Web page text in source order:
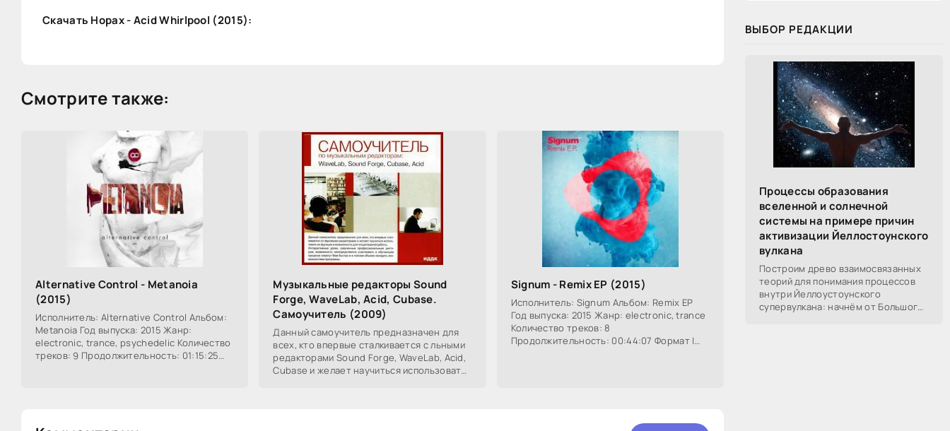
Скачать Hopax - Acid Whirlpool (2015):
Смотрите также:
Alternative Control - Metanoia
(2015)
Исполнитель: Alternative Control Альбом:
Metanoia Год выпуска: 2015 Жанр:
electronic, trance, psychedelic Количество
треков: 9 Продолжительность: 01:15:25
Музыкальные редакторы Sound
Forge, WaveLab, Acid, Cubase.
Самоучитель (2009)
Данный самоучитель предназначен для
всех, кто впервые сталкивается с льными
редакторами Sound Forge, WaveLab, Acid,
Cubase и желает научиться использовать
Signum - Remix EP (2015)
Исполнитель: Signum Альбом: Remix EP
Год выпуска: 2015 Жанр: electronic, trance
Количество треков: 8
Продолжительность: 00:44:07 Формат |
ВЫБОР РЕДАКЦИИ
Процессы образования
вселенной и солнечной
системы на примере причин
активизации Йеллостоунского
вулкана
Построим древо взаимосвязанных
теорий для понимания процессов
внутри Йеллоустоунского
супервулкана: начнём от Большого